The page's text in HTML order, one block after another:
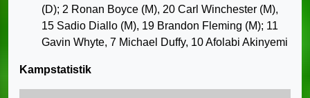
(D); 2 Ronan Boyce (M), 20 Carl Winchester (M),
15 Sadio Diallo (M), 19 Brandon Fleming (M); 11
Gavin Whyte, 7 Michael Duffy, 10 Afolabi Akinyemi
Kampstatistik